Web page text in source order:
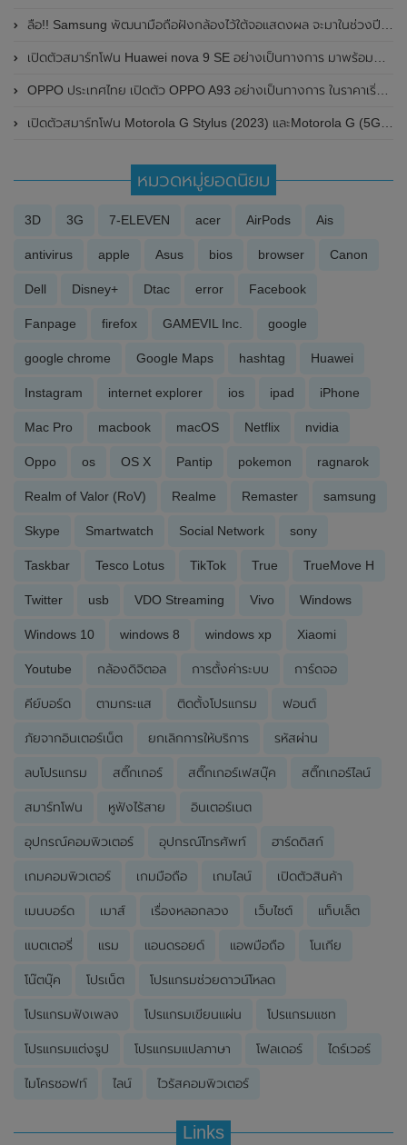
ลือ!! Samsung พัฒนามือถือฝังกล้องไว้ใต้จอแสดงผล จะมาในช่วงปีหน้า
เปิดตัวสมาร์ทโฟน Huawei nova 9 SE อย่างเป็นทางการ มาพร้อมกล้องความละเอียดสูงถึง 108MP และรองรับการชาร์จไว 66W
OPPO ประเทศไทย เปิดตัว OPPO A93 อย่างเป็นทางการ ในราคาเริ่มต้นไม่ถึงหมื่น
เปิดตัวสมาร์ทโฟน Motorola G Stylus (2023) และMotorola G (5G) อย่างเป็นทางการแล้วในสหรัฐอเมริกา
หมวดหมู่ยอดนิยม
3D 3G 7-ELEVEN acer AirPods Ais
antivirus apple Asus bios browser Canon
Dell Disney+ Dtac error Facebook
Fanpage firefox GAMEVIL Inc. google
google chrome Google Maps hashtag Huawei
Instagram internet explorer ios ipad iPhone
Mac Pro macbook macOS Netflix nvidia
Oppo os OS X Pantip pokemon ragnarok
Realm of Valor (RoV) Realme Remaster samsung
Skype Smartwatch Social Network sony
Taskbar Tesco Lotus TikTok True TrueMove H
Twitter usb VDO Streaming Vivo Windows
Windows 10 windows 8 windows xp Xiaomi
Youtube กล้องดิจิตอล การตั้งค่าระบบ การ์ดจอ
คีย์บอร์ด ตามกระแส ติดตั้งโปรแกรม ฟอนต์
ภัยจากอินเตอร์เน็ต ยกเลิกการให้บริการ รหัสผ่าน
ลบโปรแกรม สติ๊กเกอร์ สติ๊กเกอร์เฟสบุ๊ค สติ๊กเกอร์ไลน์
สมาร์ทโฟน หูฟังไร้สาย อินเตอร์เนต
อุปกรณ์คอมพิวเตอร์ อุปกรณ์โทรศัพท์ ฮาร์ดดิสก์
เกมคอมพิวเตอร์ เกมมือถือ เกมไลน์ เปิดตัวสินค้า
เมนบอร์ด เมาส์ เรื่องหลอกลวง เว็บไซต์ แท็บเล็ต
แบตเตอรี่ แรม แอนดรอยด์ แอพมือถือ โนเกีย
โน๊ตบุ๊ค โปรเน็ต โปรแกรมช่วยดาวน์โหลด
โปรแกรมฟังเพลง โปรแกรมเขียนแผ่น โปรแกรมแชท
โปรแกรมแต่งรูป โปรแกรมแปลภาษา โฟลเดอร์ ไดร์เวอร์
ไมโครซอฟท์ ไลน์ ไวรัสคอมพิวเตอร์
Links